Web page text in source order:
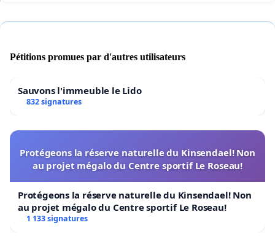
Pétitions promues par d'autres utilisateurs
Sauvons l'immeuble le Lido
832 signatures
Protégeons la réserve naturelle du Kinsendael! Non
au projet mégalo du Centre sportif Le Roseau!
Protégeons la réserve naturelle du Kinsendael! Non
au projet mégalo du Centre sportif Le Roseau!
1 133 signatures